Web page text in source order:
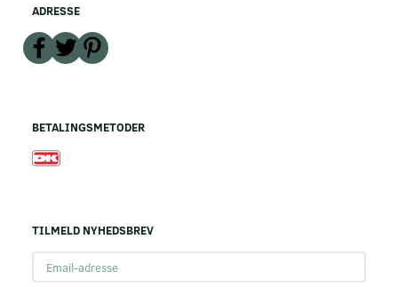
ADRESSE
BETALINGSMETODER
TILMELD NYHEDSBREV
adresse